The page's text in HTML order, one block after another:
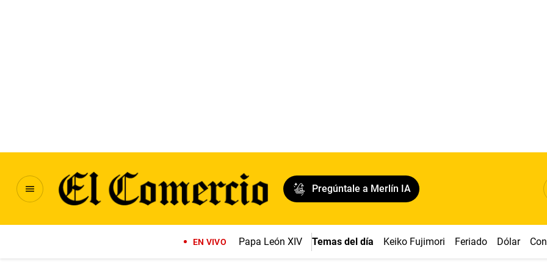
Pregúntale a Merlín IA
EN VIVO Papa León XIV Temas del día Keiko Fujimori Feriado Dólar